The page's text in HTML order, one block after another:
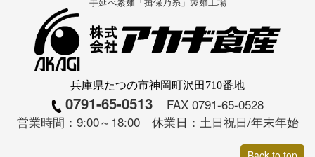
兵庫県たつの市神岡町沢田710番地
0791-65-0513
FAX 0791-65-0528
営業時間：9:00～18:00 休業日：土日祝日/年末年始